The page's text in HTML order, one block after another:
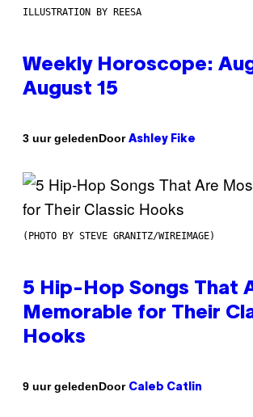
ILLUSTRATION BY REESA
Weekly Horoscope:
August 15
3 uur geledenDoor Ashley Fike
(PHOTO BY STEVE GRANITZ/WIREIMAGE)
5 Hip-Hop Songs That
Memorable for Their
Hooks
9 uur geledenDoor Caleb Catlin